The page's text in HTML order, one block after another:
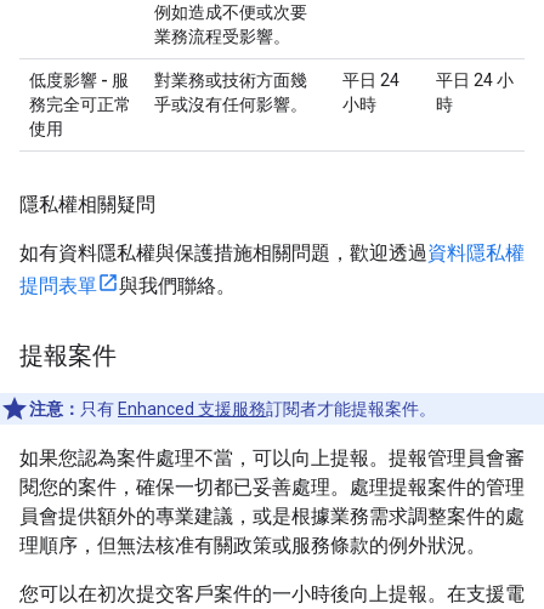
例如造成不便或次要
業務流程受影響。
低度影響 - 服
務完全可正常
使用
對業務或技術方面幾
乎或沒有任何影響。
平日 24
小時
平日 24 小
時
隱私權相關疑問
如有資料隱私權與保護措施相關問題，歡迎透過資料隱私權
提問表單
與我們聯絡。
提報案件
注意： 只有 Enhanced 支援服務訂閱者才能提報案件。
如果您認為案件處理不當，可以向上提報。提報管理員會審
閱您的案件，確保一切都已妥善處理。處理提報案件的管理
員會提供額外的專業建議，或是根據業務需求調整案件的處
理順序，但無法核准有關政策或服務條款的例外狀況。
您可以在初次提交客戶案件的一小時後向上提報。在支援電